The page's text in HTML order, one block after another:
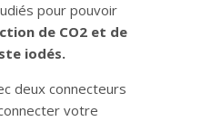
pour pouvoir
de CO2 et de
iodés.
deux connecteurs
votre